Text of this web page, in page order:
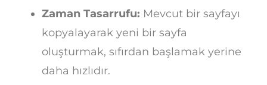
Zaman Tasarrufu: Mevcut bir sayfayı
kopyalayarak yeni bir sayfa
oluşturmak, sıfırdan başlamak yerine
daha hızlıdır.